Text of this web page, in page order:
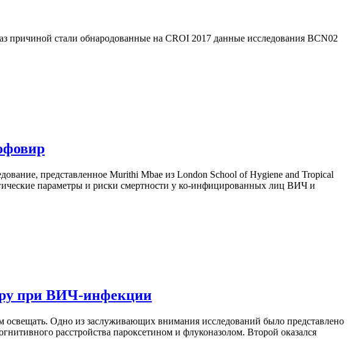
причиной стали обнародованные на CROI 2017 данные исследования BCN02
представленное Murithi Mbae из London School of Hygiene and Tropical
параметры и риски смертности у ко-инфицированных лиц ВИЧ и
при ВИЧ-инфекции
освещать. Одно из заслуживающих внимания исследований было представлено
расстройства пароксетином и флуконазолом. Второй оказался